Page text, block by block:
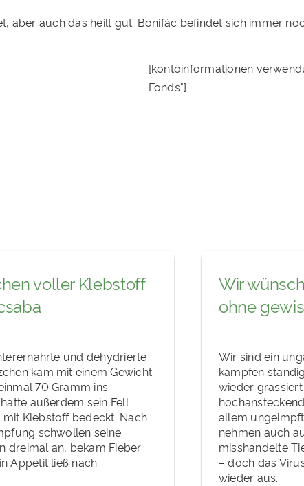
aber auch das heilt gut. Bonifác befindet sich immer
[kontoinformationen
Fonds"]
voller Klebstoff
und dehydrierte
kam mit einem Gewicht
70 Gramm ins
außerdem sein Fell
Klebstoff bedeckt. Nach
schwollen seine
dreimal an, bekam Fieber
Appetit ließ nach.
Wir
ohne
Wir sind ein
kämpfen
wieder
allem
nehmen auch
misshandelte
– doch das
wieder aus.